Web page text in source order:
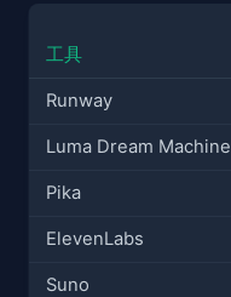
工具
Runway
Luma Dream Machine
Pika
ElevenLabs
Suno